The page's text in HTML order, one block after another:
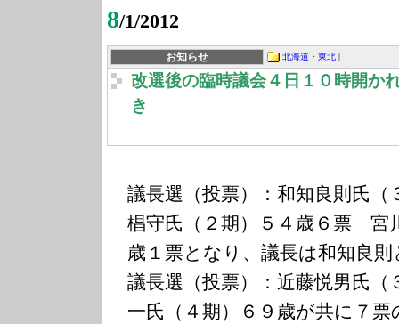
8/1/2012
お知らせ 北海道・東北
改選後の臨時議会４日１０時開か
き
議長選（投票）：和知良則氏
椙守氏（２期）５４歳６票 宮
歳１票となり、議長は和知良
議長選（投票）：近藤悦男氏（
一氏（４期）６９歳が共に７